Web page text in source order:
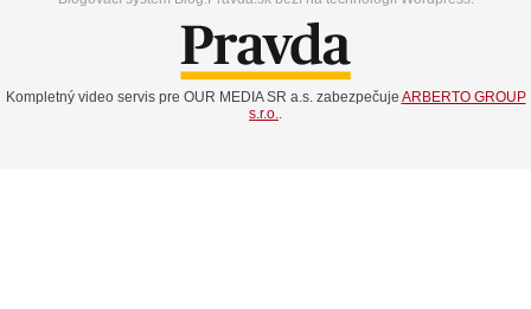
Kompletný video servis pre OUR MEDIA SR a.s. zabezpečuje ARBERTO GROUP
s.r.o.